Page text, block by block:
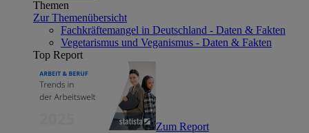
Themen
Zur Themenübersicht
Fachkräftemangel in Deutschland - Daten & Fakten
Vegetarismus und Veganismus - Daten & Fakten
Top Report
Zum Report